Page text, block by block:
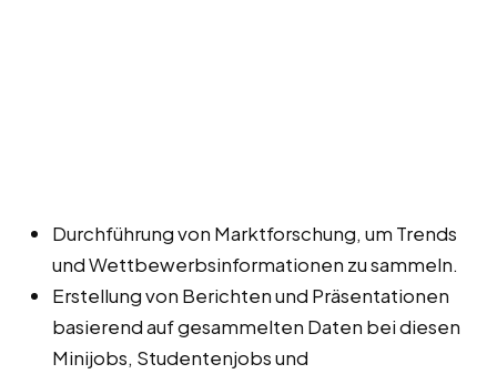
Durchführung von Marktforschung, um Trends
und Wettbewerbsinformationen zu sammeln.
Erstellung von Berichten und Präsentationen
basierend auf gesammelten Daten bei diesen
Minijobs, Studentenjobs und